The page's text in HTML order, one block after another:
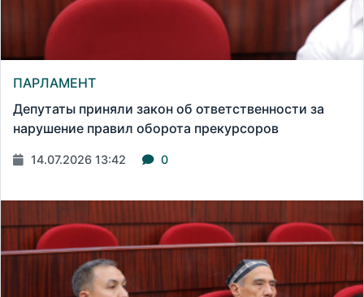
ПАРЛАМЕНТ
Депутаты приняли закон об ответственности за
нарушение правил оборота прекурсоров
14.07.2026 13:42 0